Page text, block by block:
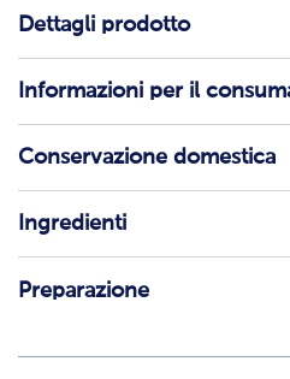
Dettagli prodotto
Informazioni per il
Conservazione domestica
Ingredienti
Preparazione